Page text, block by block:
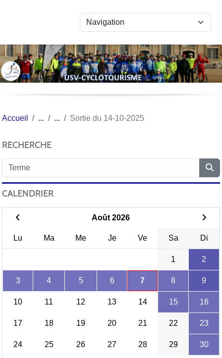
Accueil Sortie du 14-10-2025
RECHERCHE
CALENDRIER
Août 2026
Lu Ma Me Je Ve Sa Di
1 2
3 4 5 6 7 8 9
10 11 12 13 14 15 16
17 18 19 20 21 22 23
24 25 26 27 28 29 30